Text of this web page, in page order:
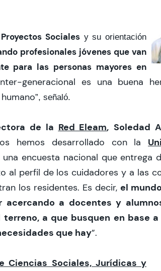
Sociales y su orientación
profesionales jóvenes que van
para las personas mayores en
generacional es una buena
”, señaló.
de la Red Eleam, Soledad
hemos desarrollado con la
una encuesta nacional que entrega
al perfil de los cuidadores y a las
los residentes. Es decir, el
acercando a docentes y
terreno, a que busquen en base
que hay”.
Ciencias Sociales, Jurídicas y